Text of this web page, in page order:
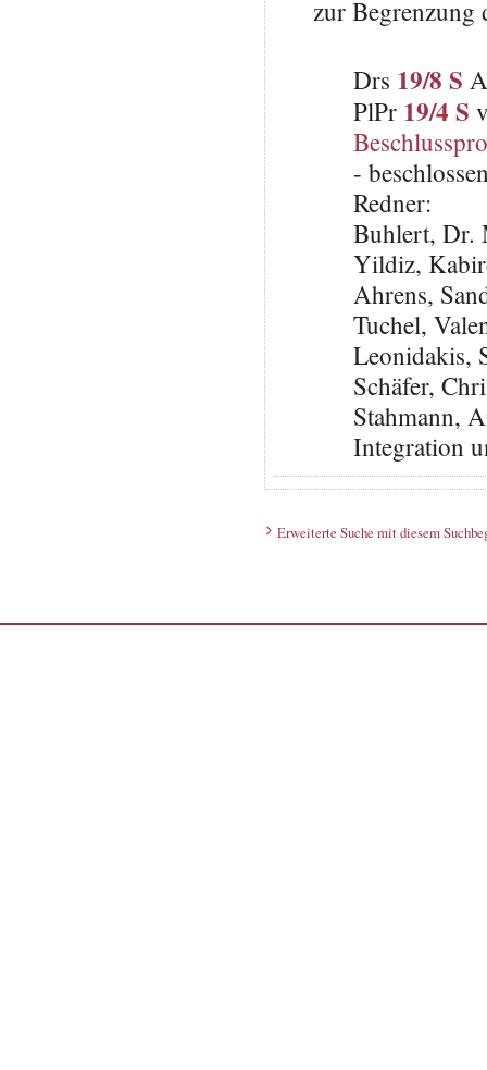
zur
Drs 19/8 S
PlPr 19/4 S
-
Redner:
Buhlert, Dr.
Yildiz,
Ahrens,
Tuchel,
Leonidakis,
Schäfer,
Stahmann,
Integration
Erweiterte Suche mit diesem